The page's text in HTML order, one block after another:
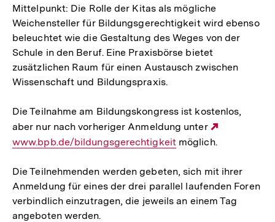
Mittelpunkt: Die Rolle der Kitas als mögliche
Weichensteller für Bildungsgerechtigkeit wird ebenso
beleuchtet wie die Gestaltung des Weges von der
Schule in den Beruf. Eine Praxisbörse bietet
zusätzlichen Raum für einen Austausch zwischen
Wissenschaft und Bildungspraxis.
Die Teilnahme am Bildungskongress ist kostenlos,
aber nur nach vorheriger Anmeldung unter
www.bpb.de/bildungsgerechtigkeitmöglich.
Die Teilnehmenden werden gebeten, sich mit ihrer
Anmeldung für eines der drei parallel laufenden Foren
verbindlich einzutragen, die jeweils an einem Tag
angeboten werden.